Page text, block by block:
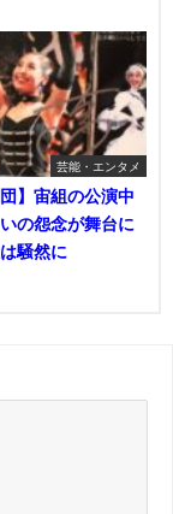
芸能・エンタメ
団】宙組の公演中
の怨念が舞台に
騒然に